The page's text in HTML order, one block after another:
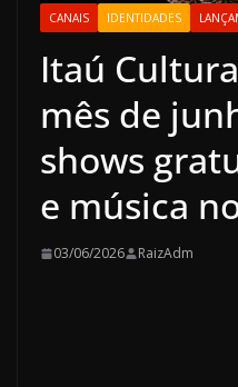
CANAIS IDENTIDADES
Itaú
mês de
shows
e música
03/06/2026 RaizAdm